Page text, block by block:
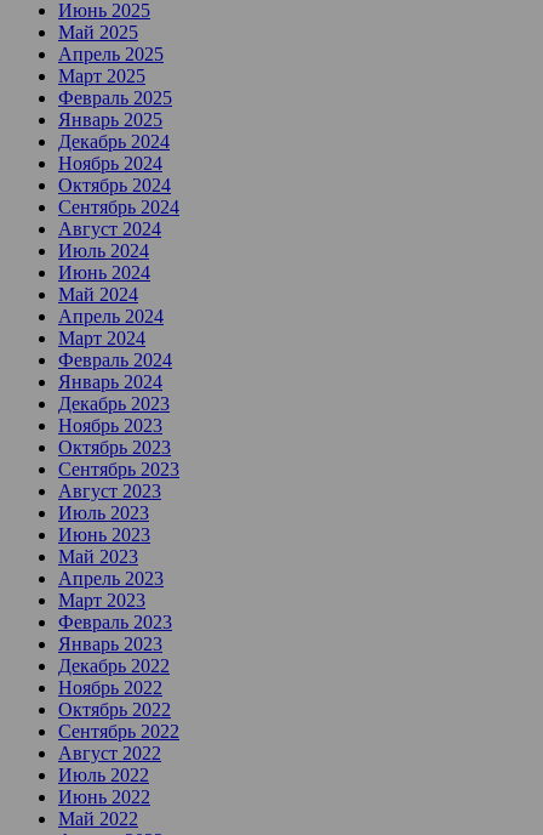
Июнь 2025
Май 2025
Апрель 2025
Март 2025
Февраль 2025
Январь 2025
Декабрь 2024
Ноябрь 2024
Октябрь 2024
Сентябрь 2024
Август 2024
Июль 2024
Июнь 2024
Май 2024
Апрель 2024
Март 2024
Февраль 2024
Январь 2024
Декабрь 2023
Ноябрь 2023
Октябрь 2023
Сентябрь 2023
Август 2023
Июль 2023
Июнь 2023
Май 2023
Апрель 2023
Март 2023
Февраль 2023
Январь 2023
Декабрь 2022
Ноябрь 2022
Октябрь 2022
Сентябрь 2022
Август 2022
Июль 2022
Июнь 2022
Май 2022